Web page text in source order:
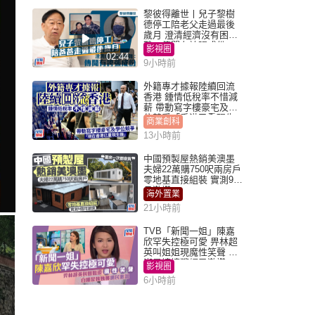
02:44
黎彼得離世丨兒子黎樹
德停工陪老父走過最後
歲月 澄清經濟沒有困
難：傳聞有誇張成份
影視圈
9小時前
外籍專才據報陸續回流
香港 鍾情低稅率不惜減
薪 帶動寫字樓豪宅及學
位競爭「香港已重現生
機」
商業創科
13小時前
中國預製屋熱銷美澳墨
夫婦22萬購750呎兩房戶
零地基直接組裝 實測9個
月激讚
海外置業
21小時前
TVB「新聞一姐」陳嘉
欣罕失控極可愛 畀林超
英叫姐姐現魔性笑聲 自
嘲是姨姨獲網民激讚
影視圈
6小時前